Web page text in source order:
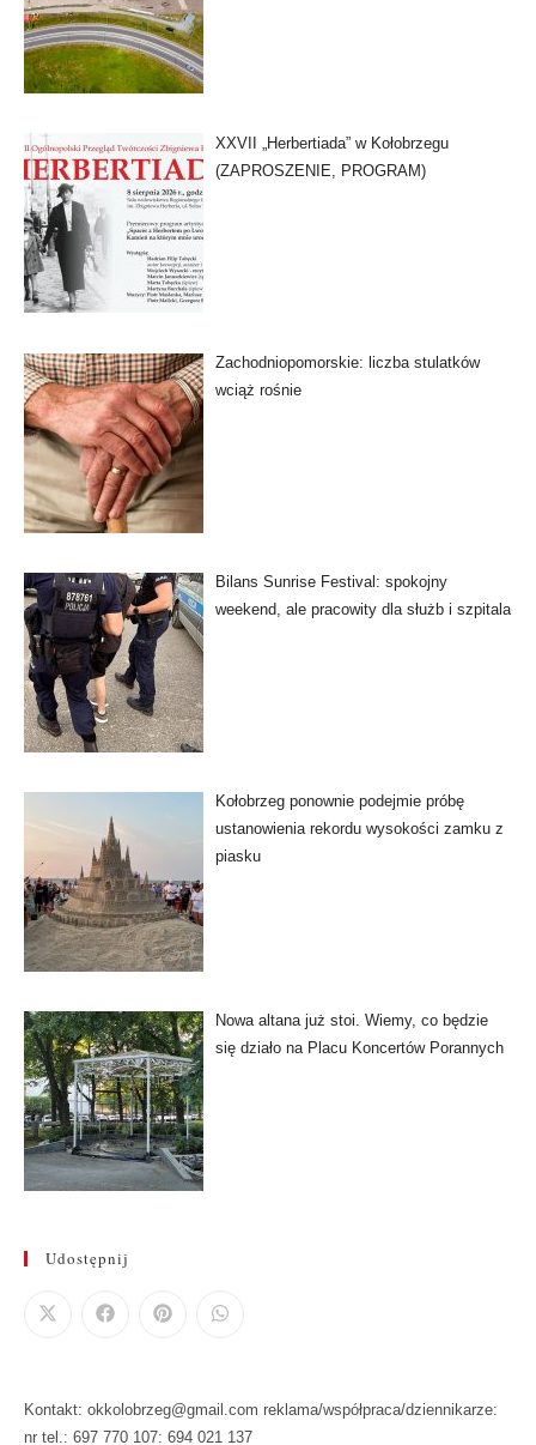
XXVII „Herbertiada” w Kołobrzegu
(ZAPROSZENIE, PROGRAM)
Zachodniopomorskie: liczba stulatków
wciąż rośnie
Bilans Sunrise Festival: spokojny
weekend, ale pracowity dla służb i szpitala
Kołobrzeg ponownie podejmie próbę
ustanowienia rekordu wysokości zamku z
piasku
Nowa altana już stoi. Wiemy, co będzie
się działo na Placu Koncertów Porannych
Udostępnij
Kontakt: okkolobrzeg@gmail.com reklama/współpraca/dziennikarze:
nr tel.: 697 770 107: 694 021 137